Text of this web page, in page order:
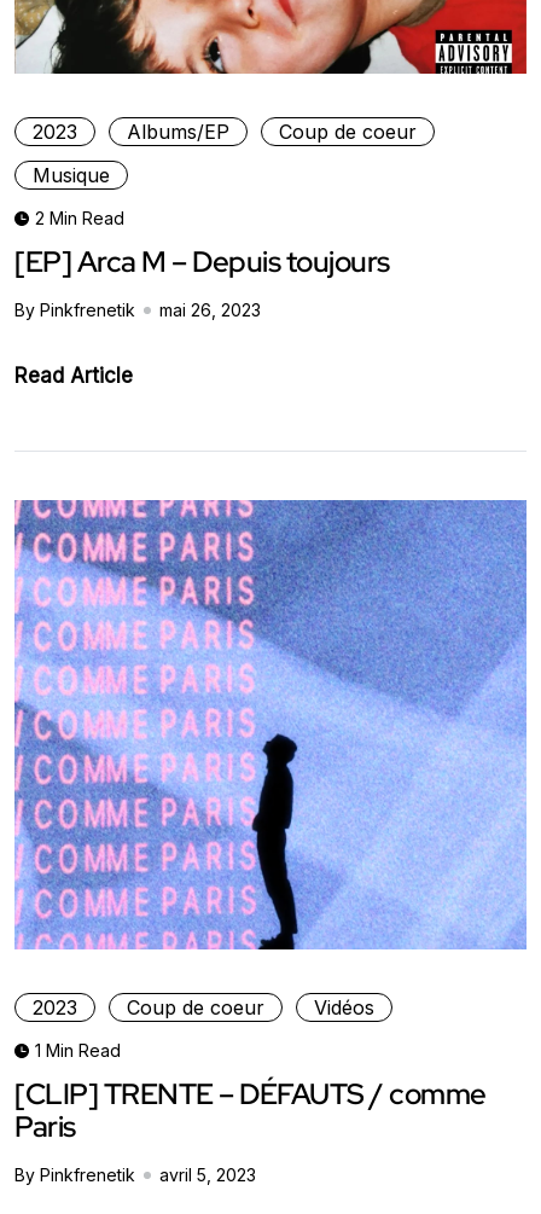
2023 Albums/EP
Coup de coeur
Musique
2 Min Read
[EP] Arca M – Depuis toujours
By Pinkfrenetik mai 26, 2023
Read Article
2023 Coup de coeur Vidéos
1 Min Read
[CLIP] TRENTE – DÉFAUTS / comme
Paris
By Pinkfrenetik avril 5, 2023